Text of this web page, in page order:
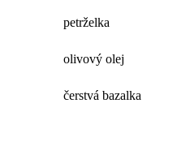
petrželka
olivový olej
čerstvá bazalka